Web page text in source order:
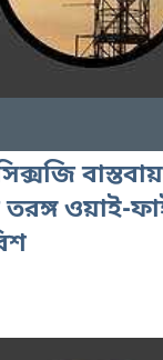
তরঙ্গ ওয়াই-